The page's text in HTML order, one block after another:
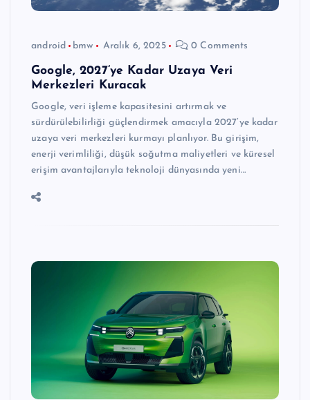
android bmw Aralık 6, 2025 0 Comments
Google, 2027’ye Kadar Uzaya Veri
Merkezleri Kuracak
Google, veri işleme kapasitesini artırmak ve
sürdürülebilirliği güçlendirmek amacıyla 2027’ye kadar
uzaya veri merkezleri kurmayı planlıyor. Bu girişim,
enerji verimliliği, düşük soğutma maliyetleri ve küresel
erişim avantajlarıyla teknoloji dünyasında yeni…